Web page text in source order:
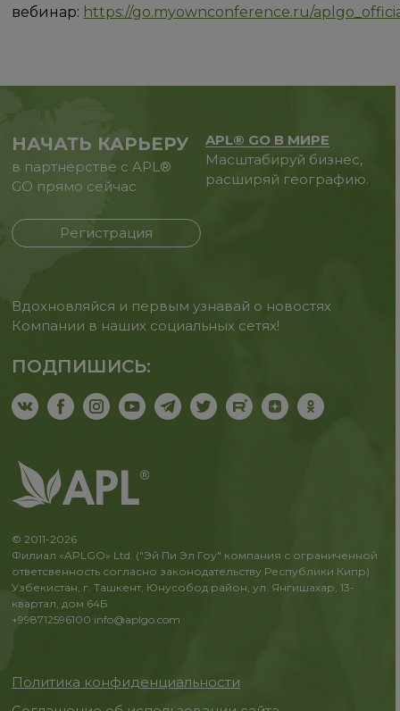
вебинар: https://go.myownconference.ru/
НАЧАТЬ КАРЬЕРУ
в партнерстве с APL®
GO прямо сейчас
Регистрация
APL® GO В МИРЕ
Масштабируй бизнес,
расширяй географию.
Вдохновляйся и первым узнавай о новостях
Компании в наших социальных сетях!
ПОДПИШИСЬ:
© 2011-2026
Филиал «APLGO» Ltd. ("Эй Пи Эл Гоу" компания с ограниченной
ответсвенность согласно законодательству Республики Кипр)
Узбекистан, г. Ташкент, Юнусобод район, ул. Янгишахар, 13-
квартал, дом 64Б
+998712596100 info@aplgo.com
Политика конфиденциальности